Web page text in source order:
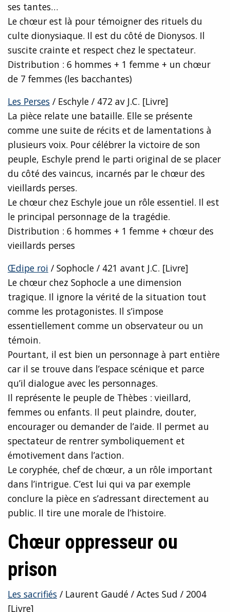
ses tantes…
Le chœur est là pour témoigner des rituels du
culte dionysiaque. Il est du côté de Dionysos. Il
suscite crainte et respect chez le spectateur.
Distribution : 6 hommes + 1 femme + un chœur
de 7 femmes (les bacchantes)
Les Perses / Eschyle / 472 av J.C. [Livre]
La pièce relate une bataille. Elle se présente
comme une suite de récits et de lamentations à
plusieurs voix. Pour célébrer la victoire de son
peuple, Eschyle prend le parti original de se placer
du côté des vaincus, incarnés par le chœur des
vieillards perses.
Le chœur chez Eschyle joue un rôle essentiel. Il est
le principal personnage de la tragédie.
Distribution : 6 hommes + 1 femme + chœur des
vieillards perses
Œdipe roi / Sophocle / 421 avant J.C. [Livre]
Le chœur chez Sophocle a une dimension
tragique. Il ignore la vérité de la situation tout
comme les protagonistes. Il s’impose
essentiellement comme un observateur ou un
témoin.
Pourtant, il est bien un personnage à part entière
car il se trouve dans l’espace scénique et parce
qu’il dialogue avec les personnages.
Il représente le peuple de Thèbes : vieillard,
femmes ou enfants. Il peut plaindre, douter,
encourager ou demander de l’aide. Il permet au
spectateur de rentrer symboliquement et
émotivement dans l’action.
Le coryphée, chef de chœur, a un rôle important
dans l’intrigue. C’est lui qui va par exemple
conclure la pièce en s’adressant directement au
public. Il tire une morale de l’histoire.
Chœur oppresseur ou
prison
Les sacrifiés / Laurent Gaudé / Actes Sud / 2004
[Livre]